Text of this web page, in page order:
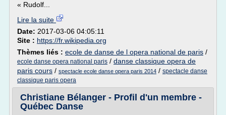
« Rudolf...
Lire la suite
Date: 2017-03-06 04:05:11
Site : https://fr.wikipedia.org
Thèmes liés : ecole de danse de l opera national de paris /
ecole danse opera national paris / danse classique opera de
paris cours / spectacle ecole danse opera paris 2014 / spectacle danse
classique paris opera
Christiane Bélanger - Profil d'un membre -
Québec Danse